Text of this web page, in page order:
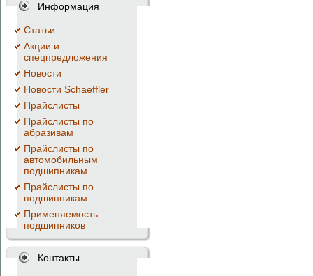
Информация
Cтатьи
Акции и
спецпредложения
Новости
Новости Schaeffler
Прайслисты
Прайслисты по
абразивам
Прайслисты по
автомобильным
подшипникам
Прайслисты по
подшипникам
Применяемость
подшипников
Контакты